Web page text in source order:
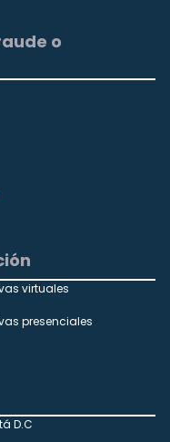
o
virtuales
presenciales
D.C